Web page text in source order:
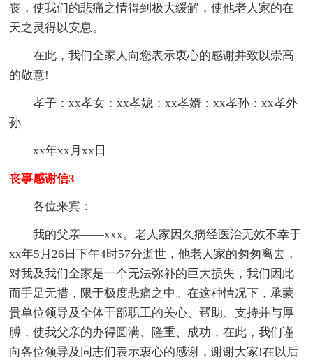
丧，使我们的悲痛之情得到极大缓解，使他老人家的在
天之灵得以安息。
在此，我们全家人向您表示衷心的感谢并致以崇高
的敬意!
孝子：xx孝女：xx孝媳：xx孝婿：xx孝孙：xx孝外
孙
xx年xx月xx日
丧事感谢信3
各位来宾：
我的父亲——xxx。老人家因久病经医治无效不幸于
xx年5月26日下午4时57分逝世，他老人家的匆匆离去，
对我及我们全家是一个无法弥补的巨大损失，我们因此
而手足无措，限于极度悲痛之中。在这种情况下，承蒙
贵单位领导及全体干部职工的关心、帮助、支持并与厚
膊，使我父亲的办得圆满、隆重、成功，在此，我们谨
向各位领导及同志们表示衷心的感谢，谢谢大家!在以后